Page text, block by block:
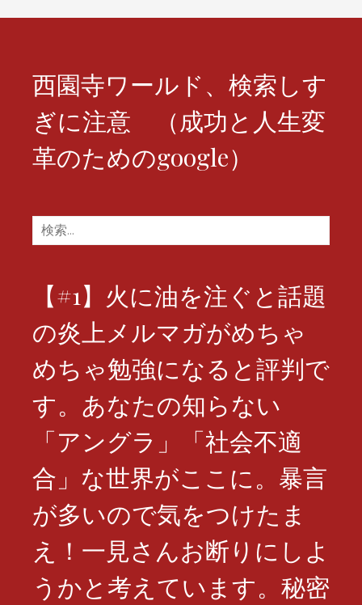
ン
西園寺ワールド、検索しす
ぎに注意 （成功と人生変
革のためのgoogle）
検
索:
【#1】火に油を注ぐと話題
の炎上メルマガがめちゃ
めちゃ勉強になると評判で
す。あなたの知らない
「アングラ」「社会不適
合」な世界がここに。暴言
が多いので気をつけたま
え！一見さんお断りにしよ
うかと考えています。秘密